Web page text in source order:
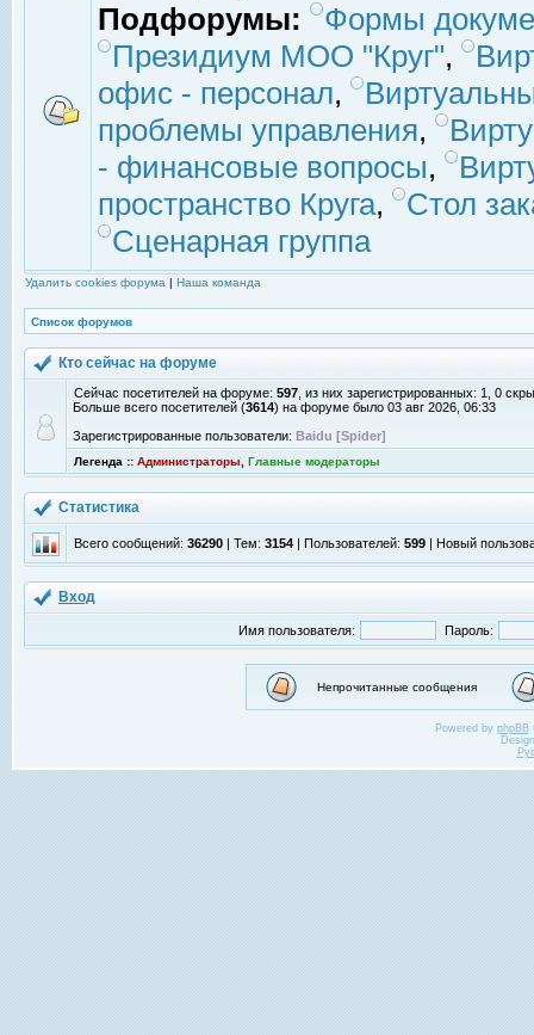
Подфорумы:
Формы
Президиум МОО "Круг",
офис - персонал,
проблемы управления,
- финансовые вопросы,
пространство Круга,
Стол
Сценарная группа
Удалить cookies форума | Наша команда
Список форумов
Кто сейчас на форуме
Сейчас посетителей на форуме: 597 , из них зарегистрированных: 1, 0
Больше всего посетителей (3614) на форуме было 03 авг 2026, 06:33
Зарегистрированные пользователи: Baidu [Spider]
Легенда :: Администраторы Главные модераторы
Статистика
Всего сообщений: 36290 | Тем: 3154 | Пользователей: 599 | Новый
Вход
Имя пользователя: Пароль:
Непрочитанные сообщения
Powered by phpBB